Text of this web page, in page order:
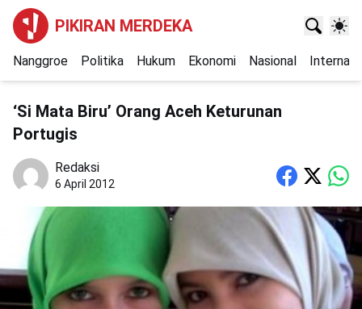
PIKIRAN MERDEKA
Nanggroe Politika Hukum Ekonomi Nasional
‘Si Mata Biru’ Orang Aceh Keturunan
Portugis
Redaksi
6 April 2012